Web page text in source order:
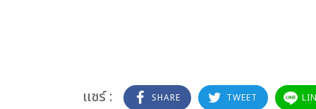
แชร์ : SHARE TWEET